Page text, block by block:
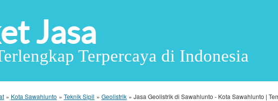
Jasa
Terpercaya di Indonesia
» Kota Sawahlunto » Teknik Sipil » Geolistrik » Jasa Geolistrik di Sawahlunto - Kota Sawahlunto |